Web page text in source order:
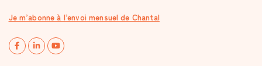
Je m’abonne à l’envoi mensuel de Chantal